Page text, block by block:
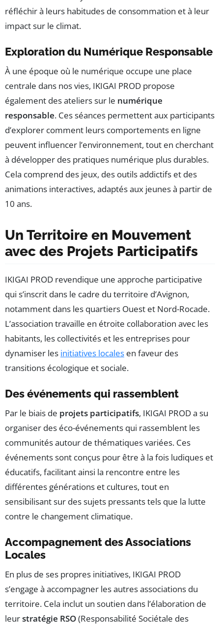
réfléchir à leurs habitudes de consommation et à leur
impact sur le climat.
Exploration du Numérique Responsable
À une époque où le numérique occupe une place
centrale dans nos vies, IKIGAI PROD propose
également des ateliers sur le numérique
responsable. Ces séances permettent aux participants
d’explorer comment leurs comportements en ligne
peuvent influencer l’environnement, tout en cherchant
à développer des pratiques numérique plus durables.
Cela comprend des jeux, des outils addictifs et des
animations interactives, adaptés aux jeunes à partir de
10 ans.
Un Territoire en Mouvement
avec des Projets Participatifs
IKIGAI PROD revendique une approche participative
qui s’inscrit dans le cadre du territoire d’Avignon,
notamment dans les quartiers Ouest et Nord-Rocade.
L’association travaille en étroite collaboration avec les
habitants, les collectivités et les entreprises pour
dynamiser les initiatives locales en faveur des
transitions écologique et sociale.
Des événements qui rassemblent
Par le biais de projets participatifs, IKIGAI PROD a su
organiser des éco-événements qui rassemblent les
communités autour de thématiques variées. Ces
événements sont conçus pour être à la fois ludiques et
éducatifs, facilitant ainsi la rencontre entre les
différentes générations et cultures, tout en
sensibilisant sur des sujets pressants tels que la lutte
contre le changement climatique.
Accompagnement des Associations
Locales
En plus de ses propres initiatives, IKIGAI PROD
s’engage à accompagner les autres associations du
territoire. Cela inclut un soutien dans l’élaboration de
leurstratégie RSO(Responsabilité Sociétale des